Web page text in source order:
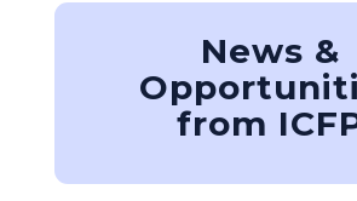
News &
from